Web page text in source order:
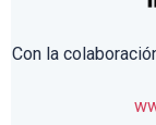
Con la